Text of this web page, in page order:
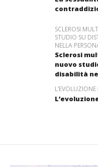
SCLEROSI
STUDIO SU
NELLA
Sclerosi
nuovo
disabilità